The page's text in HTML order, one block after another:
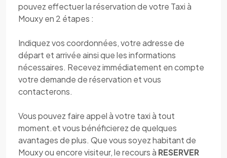
pouvez effectuer la réservation de votre Taxi à
Mouxy en 2 étapes :
Indiquez vos coordonnées, votre adresse de
départ et arrivée ainsi que les informations
nécessaires. Recevez immédiatement en compte
votre demande de réservation et vous
contacterons.
Vous pouvez faire appel à votre taxi à tout
moment.et vous bénéficierez de quelques
avantages de plus. Que vous soyez habitant de
Mouxy ou encore visiteur, le recours à RESERVER